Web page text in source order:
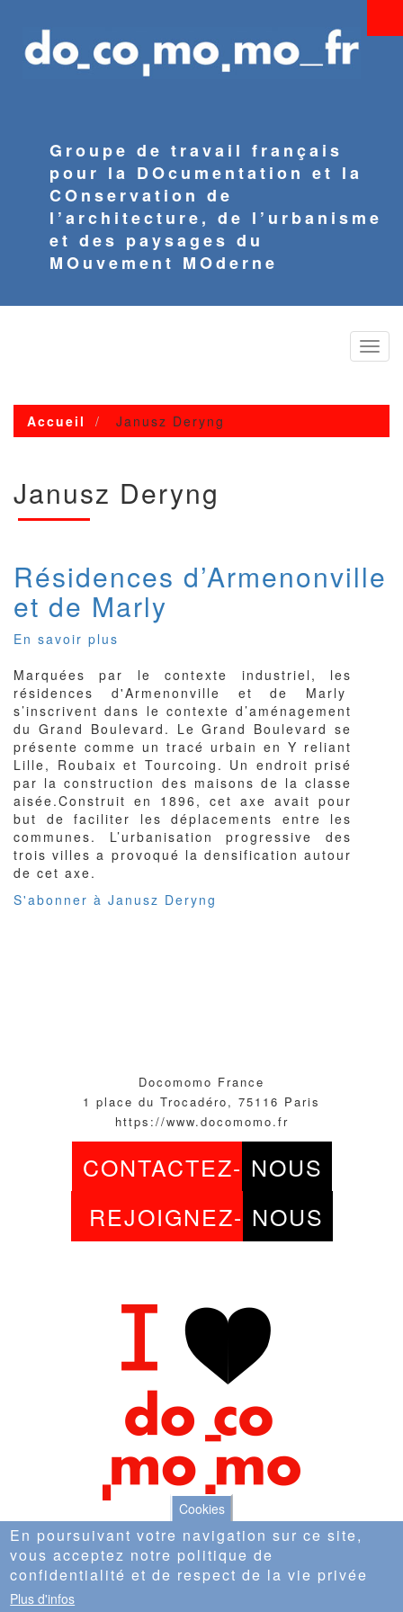
contenu
principal
Groupe de travail français
pour la DOcumentation et la
COnservation de
l’architecture, de l’urbanisme
et des paysages du
MOuvement MOderne
Toggle
Accueil Janusz Deryng
Janusz Deryng
Résidences d’Armenonville
et de Marly
En savoir plus
d’Armenonville
et
de
Marly
Marquées par le contexte industriel, les
résidences d'Armenonville et de Marly
s’inscrivent dans le contexte d’aménagement
du Grand Boulevard. Le Grand Boulevard se
présente comme un tracé urbain en Y reliant
Lille, Roubaix et Tourcoing. Un endroit prisé
par la construction des maisons de la classe
aisée.Construit en 1896, cet axe avait pour
but de faciliter les déplacements entre les
communes. L’urbanisation progressive des
trois villes a provoqué la densification autour
de cet axe.
S'abonner à Janusz Deryng
Docomomo France
1 place du Trocadéro, 75116 Paris
https://www.docomomo.fr
CONTACTEZ- NOUS
REJOIGNEZ- NOUS
© Copyright Docomomo France |
Cookies
En poursuivant votre navigation sur ce site,
vous acceptez notre politique de
confidentialité et de respect de la vie privée
Plus d'infos